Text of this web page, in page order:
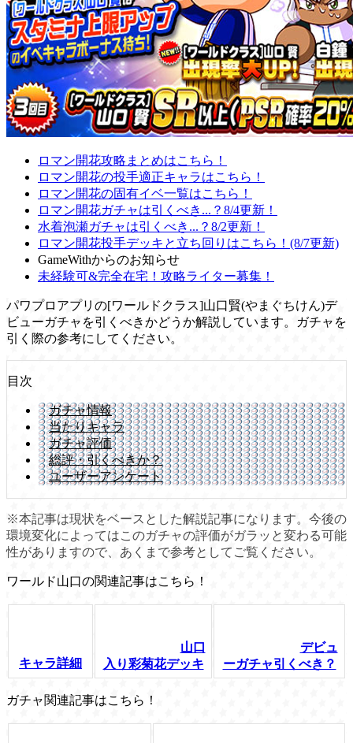
ロマン開花攻略まとめはこちら！
ロマン開花の投手適正キャラはこちら！
ロマン開花の固有イベ一覧はこちら！
ロマン開花ガチャは引くべき...？8/4更新！
水着泡瀬ガチャは引くべき...？8/2更新！
ロマン開花投手デッキと立ち回りはこちら！(8/7更新)
GameWithからのお知らせ
未経験可&完全在宅！攻略ライター募集！
パワプロアプリの[ワールドクラス]山口賢(やまぐちけん)デ
ビューガチャを引くべきかどうか解説しています。ガチャを
引く際の参考にしてください。
目次
ガチャ情報
当たりキャラ
ガチャ評価
総評・引くべきか？
ユーザーアンケート
※本記事は現状をベースとした解説記事になります。今後の
環境変化によってはこのガチャの評価がガラッと変わる可能
性がありますので、あくまで参考としてご覧ください。
ワールド山口の関連記事はこちら！
キャラ詳細
山口
入り彩菊花デッキ
デビュ
ーガチャ引くべき？
ガチャ関連記事はこちら！